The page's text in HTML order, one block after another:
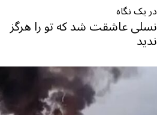
در یک نگاه
نسلی عاشقت شد که تو را هرگز
ندید